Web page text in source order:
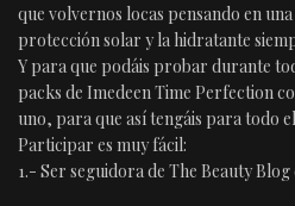
que volvernos locas pensando en
protección solar y la hidratante
Y para que podáis probar durante
packs de Imedeen Time Perfection
uno, para que así tengáis para todo
Participar es muy fácil:
1.- Ser seguidora de The Beauty